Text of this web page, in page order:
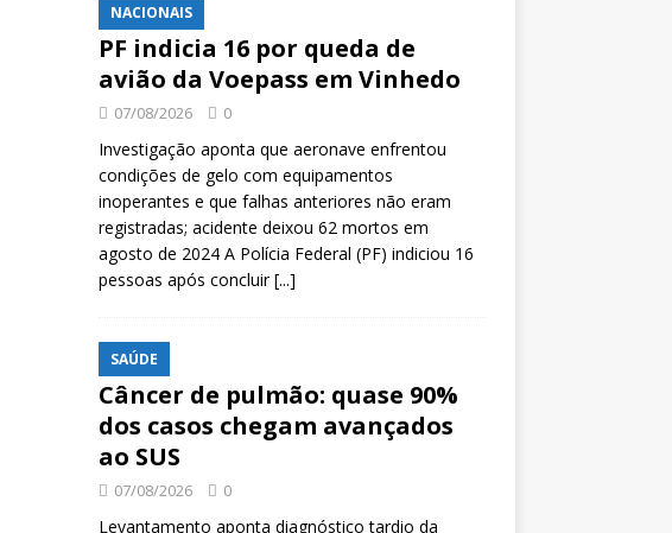
NACIONAIS
PF indicia 16 por queda de
avião da Voepass em Vinhedo
07/08/2026 0
Investigação aponta que aeronave enfrentou
condições de gelo com equipamentos
inoperantes e que falhas anteriores não eram
registradas; acidente deixou 62 mortos em
agosto de 2024 A Polícia Federal (PF) indiciou 16
pessoas após concluir[...]
SAÚDE
Câncer de pulmão: quase 90%
dos casos chegam avançados
ao SUS
07/08/2026 0
Levantamento aponta diagnóstico tardio da